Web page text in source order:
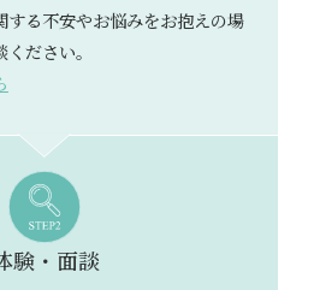
する不安やお悩みをお抱えの場
ださい。
験・面談